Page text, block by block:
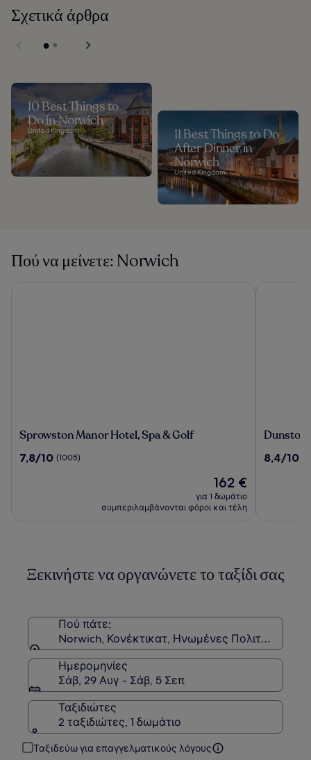
Σχετικά άρθρα
10 Best Things to
Do in Norwich
United Kingdom
11 Best Things to Do
After Dinner in
Norwich
United Kingdom
Πού να μείνετε: Norwich
Sprowston
Hotel,
Sprowston Manor Hotel, Spa & Golf
7.8
7,8/10 (1005)
Η
τιμή
είναι
162 €
για 1 δωμάτιο
συμπεριλαμβάνονται φόροι και τέλη
Dunston
Hotel,
Dunston
8.4
8,4/10
Ξεκινήστε να οργανώνετε το ταξίδι σας
Πού πάτε;
Norwich, Κονέκτικατ, Ηνωμένες Πολιτείες
Ημερομηνίες
Σάβ, 29 Αυγ - Σάβ, 5 Σεπ
Ταξιδιώτες
2 ταξιδιώτες, 1 δωμάτιο
Ταξιδεύω για επαγγελματικούς λόγους